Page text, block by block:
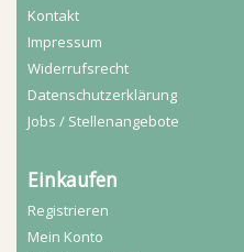
Kontakt
Impressum
Widerrufs­recht
Daten­schutz­erklärung
Jobs / Stellenangebote
Einkaufen
Registrieren
Mein Konto